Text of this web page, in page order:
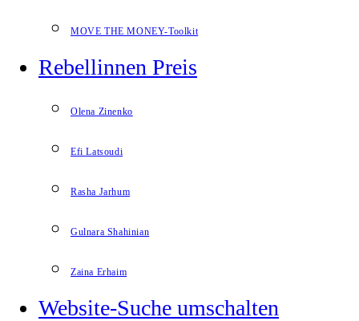
MOVE THE MONEY-Toolkit
Rebellinnen Preis
Olena Zinenko
Efi Latsoudi
Rasha Jarhum
Gulnara Shahinian
Zaina Erhaim
Website-Suche umschalten